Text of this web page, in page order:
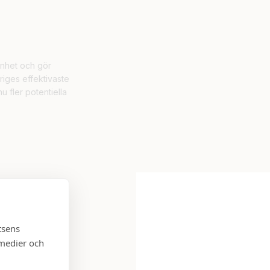
och
att kontakta
och gör
effektivaste
fler potentiella
så